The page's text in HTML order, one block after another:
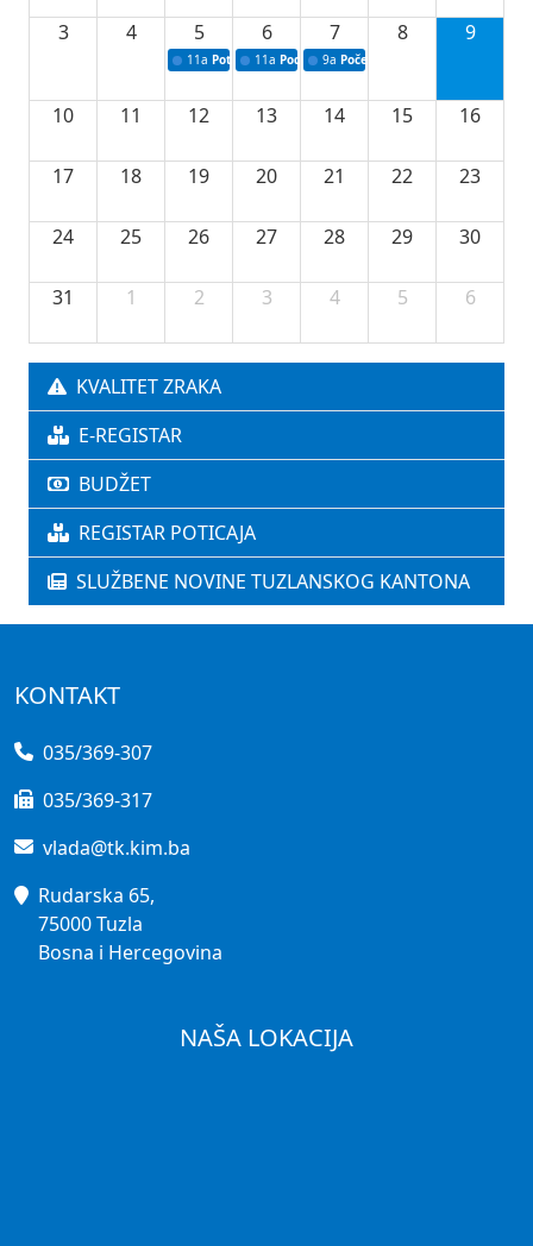
3 4 5
11a Potpisivanje ugovora o stipendijama za
6
11a Podrška razvoju vodne infrastrukture u
7
9a Početak izgradnje nove
8 9
10 11 12 13 14 15 16
17 18 19 20 21 22 23
24 25 26 27 28 29 30
31 1 2 3 4 5 6
KVALITET ZRAKA
E-REGISTAR
BUDŽET
REGISTAR POTICAJA
SLUŽBENE NOVINE TUZLANSKOG KANTONA
KONTAKT
035/369-307
035/369-317
vlada@tk.kim.ba
Rudarska 65,
75000 Tuzla
Bosna i Hercegovina
NAŠA LOKACIJA